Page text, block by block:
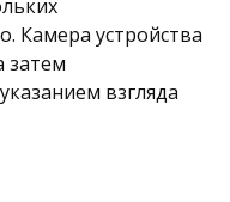
Камера устройства
затем
взгляда